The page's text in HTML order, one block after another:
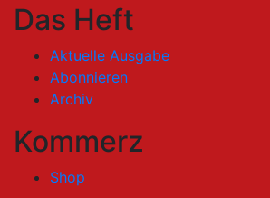
Das Heft
Aktuelle Ausgabe
Abonnieren
Archiv
Kommerz
Shop